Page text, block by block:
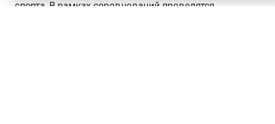
спорта. В рамках соревнований проводятся